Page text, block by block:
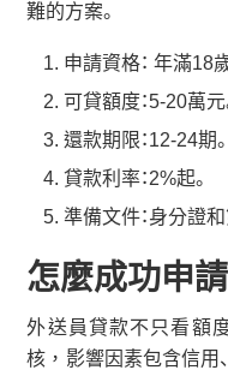
難的方案。
申請資格： 年滿18
可貸額度：5-20萬元
還款期限：12-24期。
貸款利率：2%起。
準備文件：身分證
怎麼成功申
外送員貸款不只看額
核，影響因素包含信用